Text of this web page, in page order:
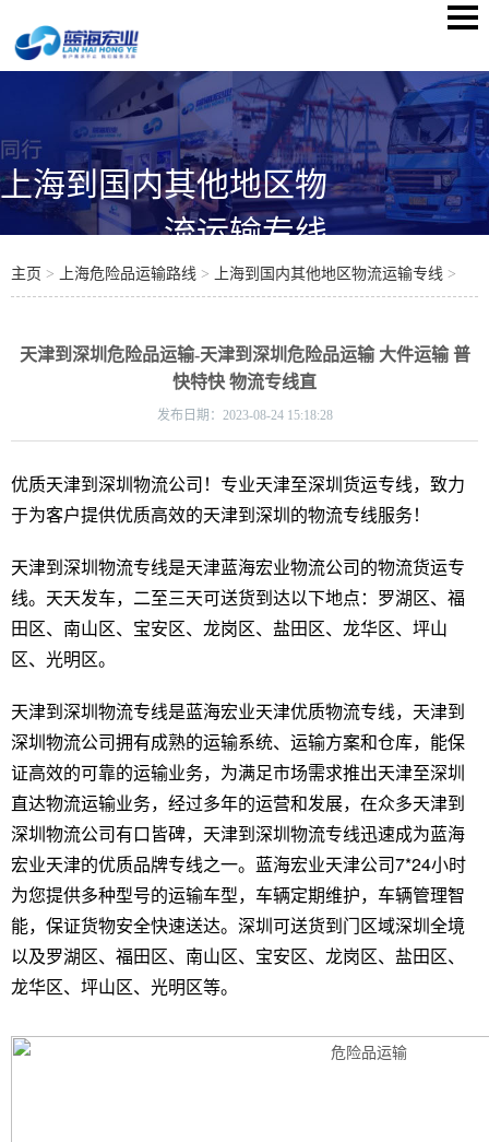
上海到国内其他地区物
流运输专线
主页 > 上海危险品运输路线 > 上海到国内其他地区物流运输专线 >
天津到深圳危险品运输-天津到深圳危险品运输 大件运输 普
快特快 物流专线直
发布日期： 2023-08-24 15:18:28
优质天津到深圳物流公司！专业天津至深圳货运专线，致力
于为客户提供优质高效的天津到深圳的物流专线服务！
天津到深圳物流专线是天津蓝海宏业物流公司的物流货运专
线。天天发车，二至三天可送货到达以下地点：罗湖区、福
田区、南山区、宝安区、龙岗区、盐田区、龙华区、坪山
区、光明区。
天津到深圳物流专线是蓝海宏业天津优质物流专线，天津到
深圳物流公司拥有成熟的运输系统、运输方案和仓库，能保
证高效的可靠的运输业务，为满足市场需求推出天津至深圳
直达物流运输业务，经过多年的运营和发展，在众多天津到
深圳物流公司有口皆碑，天津到深圳物流专线迅速成为蓝海
宏业天津的优质品牌专线之一。蓝海宏业天津公司7*24小时
为您提供多种型号的运输车型，车辆定期维护，车辆管理智
能，保证货物安全快速送达。深圳可送货到门区域深圳全境
以及罗湖区、福田区、南山区、宝安区、龙岗区、盐田区、
龙华区、坪山区、光明区等。